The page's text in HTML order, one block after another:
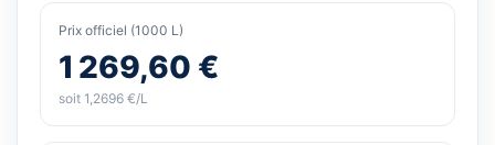
Prix officiel (1000 L)
1 269,60 €
soit 1,2696 €/L